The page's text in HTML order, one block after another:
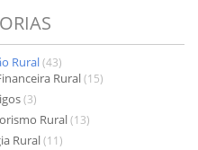
Rural(43)
Rural(15)
(3)
Rural(13)
Rural(11)